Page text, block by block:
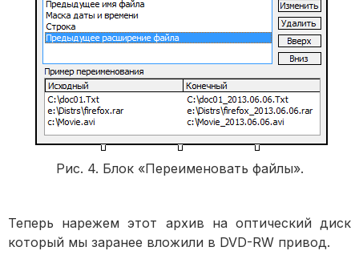
Рис. 4. Блок «Переименовать файлы».
Теперь нарежем этот архив на оптический диск
который мы заранее вложили в DVD-RW привод.